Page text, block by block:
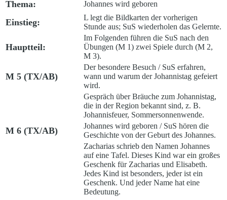
Thema: Johannes wird geboren
Einstieg:
L legt die Bildkarten der vorherigen
Stunde aus; SuS wiederholen das Gelernte.
Hauptteil:
Im Folgenden führen die SuS nach den
Übungen (M 1) zwei Spiele durch (M 2,
M 3).
M 5 (TX/AB)
Der besondere Besuch /SuS erfahren,
wann und warum der Johannistag gefeiert
wird.
Gespräch über Bräuche zum Johannistag,
die in der Region bekannt sind, z. B.
Johannisfeuer, Sommersonnenwende.
M 6 (TX/AB) Johannes wird geboren /SuS hören die
Geschichte von der Geburt des Johannes.
Zacharias schrieb den Namen Johannes
auf eine Tafel. Dieses Kind war ein großes
Geschenk für Zacharias und Elisabeth.
Jedes Kind ist besonders, jeder ist ein
Geschenk. Und jeder Name hat eine
Bedeutung.